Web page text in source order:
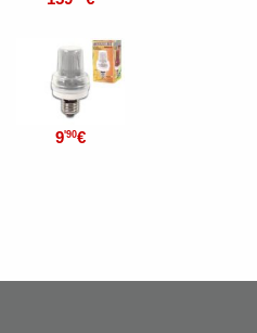
9'90€